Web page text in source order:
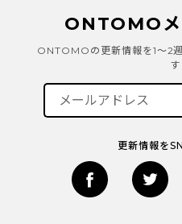
ONTOMOメ
ONTOMOの更新情報を1～2
す
更新情報を